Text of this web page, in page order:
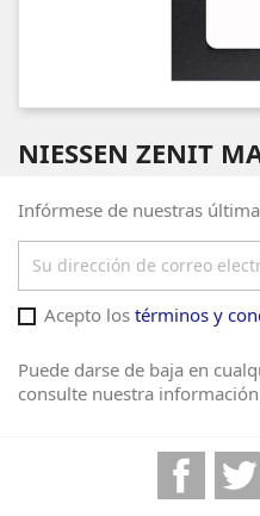
NIESSEN ZENIT
Infórmese de nuestras
Acepto los términos y
Puede darse de baja en
consulte nuestra